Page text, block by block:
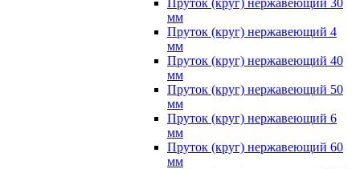
Пруток (круг) нержавеющий 30
мм
Пруток (круг) нержавеющий 4
мм
Пруток (круг) нержавеющий 40
мм
Пруток (круг) нержавеющий 50
мм
Пруток (круг) нержавеющий 6
мм
Пруток (круг) нержавеющий 60
мм